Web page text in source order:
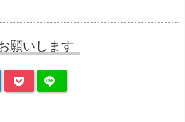
願いします